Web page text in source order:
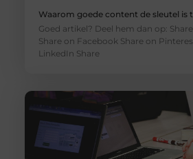
Waarom goede content de sleutel is
Goed artikel? Deel hem dan op:
Share on Facebook Share on
LinkedIn Share